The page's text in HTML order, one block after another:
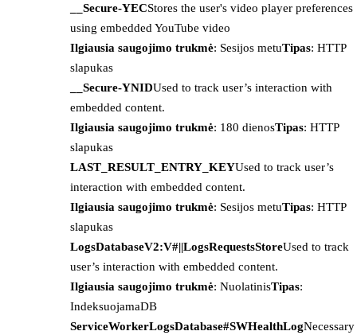
__Secure-YECStores the user's video player preferences
using embedded YouTube video
Ilgiausia saugojimo trukmė: Sesijos metuTipas: HTTP
slapukas
__Secure-YNIDUsed to track user’s interaction with
embedded content.
Ilgiausia saugojimo trukmė: 180 dienosTipas: HTTP
slapukas
LAST_RESULT_ENTRY_KEYUsed to track user’s
interaction with embedded content.
Ilgiausia saugojimo trukmė: Sesijos metuTipas: HTTP
slapukas
LogsDatabaseV2:V#||LogsRequestsStoreUsed to track
user’s interaction with embedded content.
Ilgiausia saugojimo trukmė: NuolatinisTipas:
IndeksuojamaDB
ServiceWorkerLogsDatabase#SWHealthLogNecessary